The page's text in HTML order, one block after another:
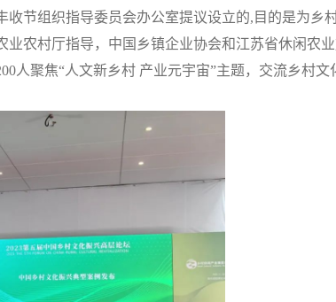
节组织指导委员会办公室提议设立的,目的是为乡
业农村厅指导，中国乡镇企业协会和江苏省休闲农
人聚焦“人文新乡村 产业元宇宙”主题，交流乡村